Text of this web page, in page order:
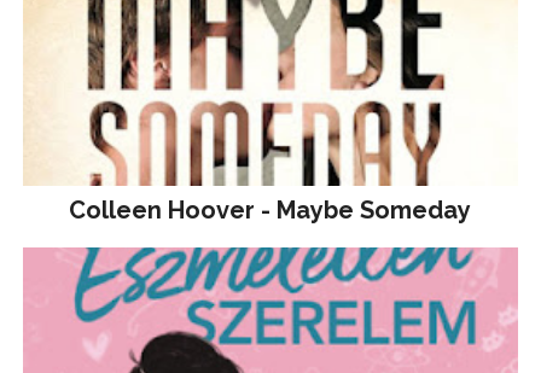
Colleen Hoover - Maybe Someday